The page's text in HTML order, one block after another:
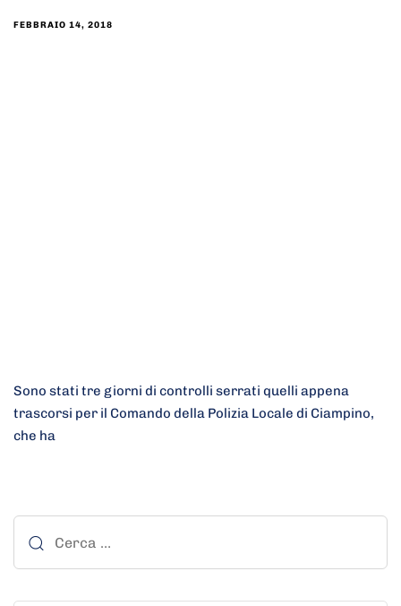
FEBBRAIO 14, 2018
Sono stati tre giorni di controlli serrati quelli appena
trascorsi per il Comando della Polizia Locale di Ciampino,
che ha